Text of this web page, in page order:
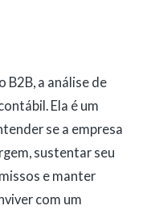
B2B, a análise de
Ela é um
se a empresa
sustentar seu
e manter
com um